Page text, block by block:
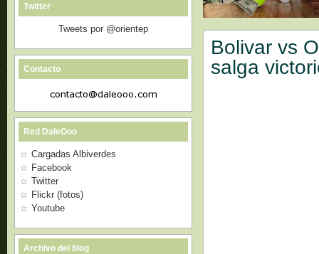
Bolivar vs
salga
Twitter
Tweets por @orientep
Contacto
Red DaleOoo
Cargadas Albiverdes
Facebook
Twitter
Flickr (fotos)
Youtube
Archivo del blog